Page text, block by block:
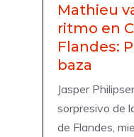
Mathieu
ritmo en
Flandes:
baza
Jasper
sorpresivo de
de Flandes,